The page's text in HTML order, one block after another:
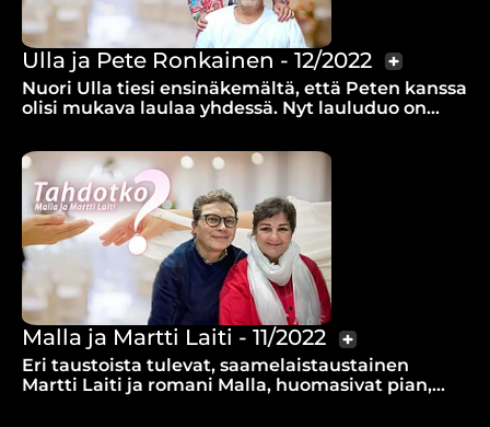
Ulla ja Pete Ronkainen - 12/2022
Nuori Ulla tiesi ensinäkemältä, että Peten kanssa
olisi mukava laulaa yhdessä. Nyt lauluduo on
Malla ja Martti Laiti - 11/2022
Eri taustoista tulevat, saamelaistaustainen
Martti Laiti ja romani Malla, huomasivat pian,